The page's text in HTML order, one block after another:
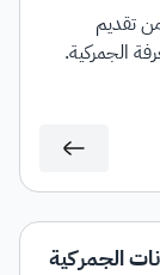
تقديم
الجمركية.
الجمركية